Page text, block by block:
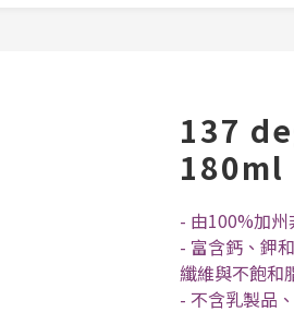
137
- 由100%加
- 富含鈣、鉀
纖維與不飽和
- 不含乳製品